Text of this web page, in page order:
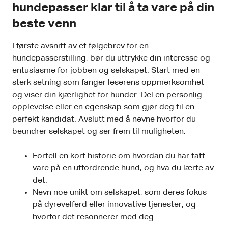
hundepasser klar til å ta vare på din
beste venn
I første avsnitt av et følgebrev for en
hundepasserstilling, bør du uttrykke din interesse og
entusiasme for jobben og selskapet. Start med en
sterk setning som fanger leserens oppmerksomhet
og viser din kjærlighet for hunder. Del en personlig
opplevelse eller en egenskap som gjør deg til en
perfekt kandidat. Avslutt med å nevne hvorfor du
beundrer selskapet og ser frem til muligheten.
Fortell en kort historie om hvordan du har tatt
vare på en utfordrende hund, og hva du lærte av
det.
Nevn noe unikt om selskapet, som deres fokus
på dyrevelferd eller innovative tjenester, og
hvorfor det resonnerer med deg.